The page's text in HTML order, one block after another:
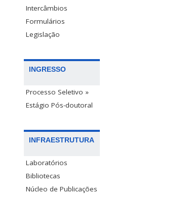
Intercâmbios
Formulários
Legislação
INGRESSO
Processo Seletivo »
Estágio Pós-doutoral
INFRAESTRUTURA
Laboratórios
Bibliotecas
Núcleo de Publicações